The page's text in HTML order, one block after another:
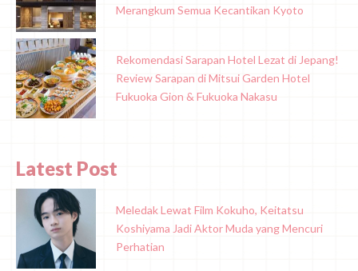
Merangkum Semua Kecantikan Kyoto
Rekomendasi Sarapan Hotel Lezat di Jepang!
Review Sarapan di Mitsui Garden Hotel
Fukuoka Gion & Fukuoka Nakasu
Latest Post
Meledak Lewat Film Kokuho, Keitatsu
Koshiyama Jadi Aktor Muda yang Mencuri
Perhatian